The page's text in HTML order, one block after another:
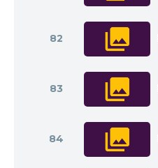
82
83
84